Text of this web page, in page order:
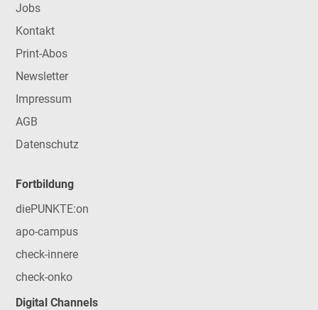
Jobs
Kontakt
Print-Abos
Newsletter
Impressum
AGB
Datenschutz
Fortbildung
diePUNKTE:on
apo-campus
check-innere
check-onko
Digital Channels